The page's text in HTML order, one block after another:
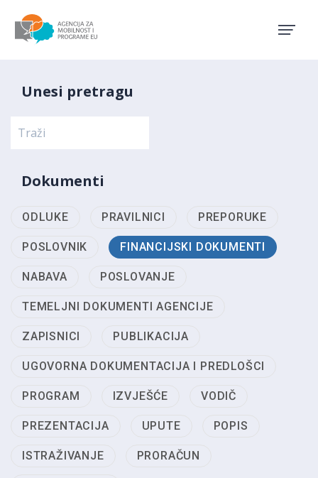
Unesi pretragu
Dokumenti
ODLUKE PRAVILNICI PREPORUKE
POSLOVNIK FINANCIJSKI DOKUMENTI
NABAVA POSLOVANJE
TEMELJNI DOKUMENTI AGENCIJE
ZAPISNICI PUBLIKACIJA
UGOVORNA DOKUMENTACIJA I PREDLOŠCI
PROGRAM IZVJEŠĆE VODIČ
PREZENTACIJA UPUTE POPIS
ISTRAŽIVANJE PRORAČUN